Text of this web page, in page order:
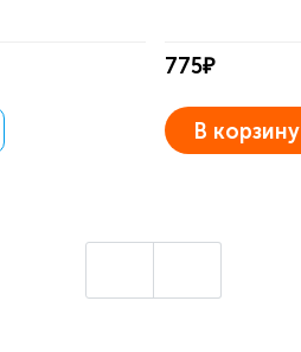
775₽
В корзину